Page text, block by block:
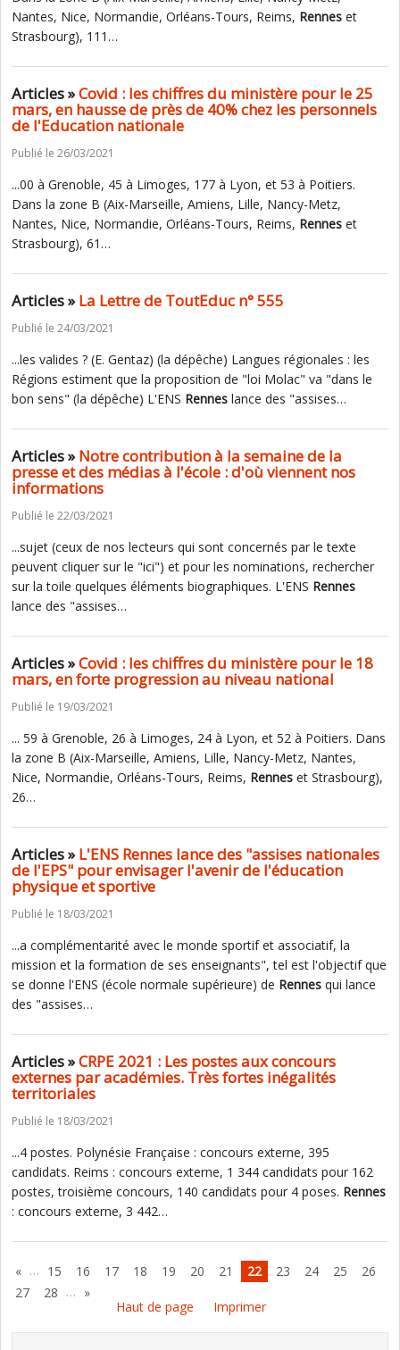
Nantes, Nice, Normandie, Orléans-Tours, Reims, Rennes et
Strasbourg), 111…
Articles »Covid : les chiffres du ministère pour le 25
mars, en hausse de près de 40% chez les personnels
de l'Education nationale
Publié le 26/03/2021
...00 à Grenoble, 45 à Limoges, 177 à Lyon, et 53 à Poitiers.
Dans la zone B (Aix-Marseille, Amiens, Lille, Nancy-Metz,
Nantes, Nice, Normandie, Orléans-Tours, Reims, Rennes et
Strasbourg), 61…
Articles »La Lettre de ToutEduc n° 555
Publié le 24/03/2021
...les valides ? (E. Gentaz) (la dépêche) Langues régionales : les
Régions estiment que la proposition de "loi Molac" va "dans le
bon sens" (la dépêche) L'ENS Rennes lance des "assises…
Articles »Notre contribution à la semaine de la
presse et des médias à l'école : d'où viennent nos
informations
Publié le 22/03/2021
...sujet (ceux de nos lecteurs qui sont concernés par le texte
peuvent cliquer sur le "ici") et pour les nominations, rechercher
sur la toile quelques éléments biographiques. L'ENS Rennes
lance des "assises…
Articles »Covid : les chiffres du ministère pour le 18
mars, en forte progression au niveau national
Publié le 19/03/2021
... 59 à Grenoble, 26 à Limoges, 24 à Lyon, et 52 à Poitiers. Dans
la zone B (Aix-Marseille, Amiens, Lille, Nancy-Metz, Nantes,
Nice, Normandie, Orléans-Tours, Reims, Rennes et Strasbourg),
26…
Articles »L'ENS Rennes lance des "assises nationales
de l'EPS" pour envisager l'avenir de l'éducation
physique et sportive
Publié le 18/03/2021
...a complémentarité avec le monde sportif et associatif, la
mission et la formation de ses enseignants", tel est l'objectif que
se donne l'ENS (école normale supérieure) de Rennes qui lance
des "assises…
Articles »CRPE 2021 : Les postes aux concours
externes par académies. Très fortes inégalités
territoriales
Publié le 18/03/2021
...4 postes. Polynésie Française : concours externe, 395
candidats. Reims : concours externe, 1 344 candidats pour 162
postes, troisième concours, 140 candidats pour 4 poses. Rennes
: concours externe, 3 442…
« … 15 16 17 18 19 20 21 22 23 24 25
26
27
28 … »
Haut de page
Imprimer